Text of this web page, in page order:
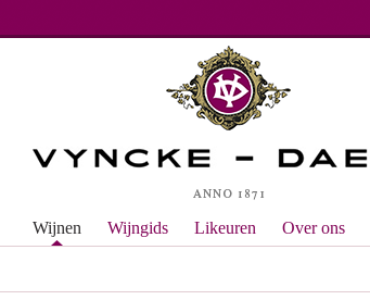
Wijnen Wijngids Likeuren Over ons